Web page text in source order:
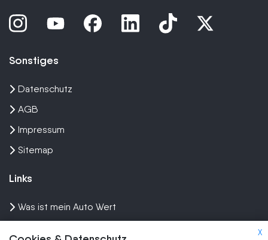
X
Sonstiges
Datenschutz
AGB
Impressum
Sitemap
Links
Was ist mein Auto Wert